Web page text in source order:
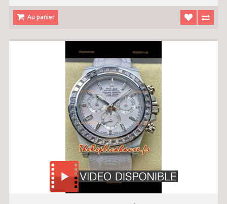
Au panier